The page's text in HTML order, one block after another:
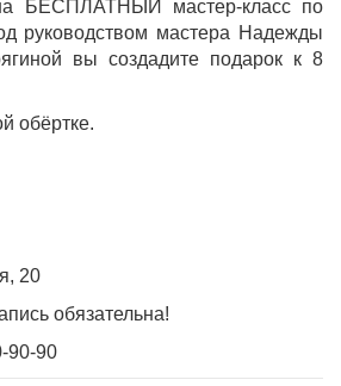
БЕСПЛАТНЫЙ мастер-класс по
руководством мастера Надежды
вы создадите подарок к 8
обёртке.
20
обязательна!
90-90